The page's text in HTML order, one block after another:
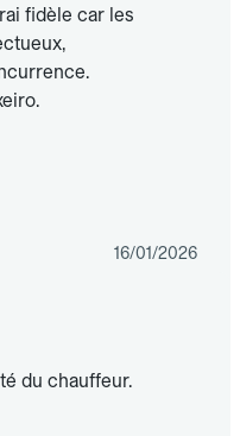
fidèle car les
16/01/2026
du chauffeur.